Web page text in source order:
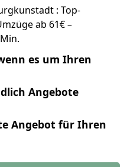
: Top-
ab 61€ –
es um Ihren
Angebote
Angebot für Ihren